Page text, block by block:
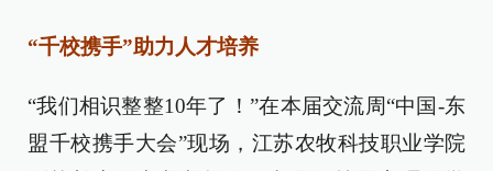
“千校携手”助力人才培养
“我们相识整整10年了！”在本届交流周“中国-东
盟千校携手大会”现场，江苏农牧科技职业学院